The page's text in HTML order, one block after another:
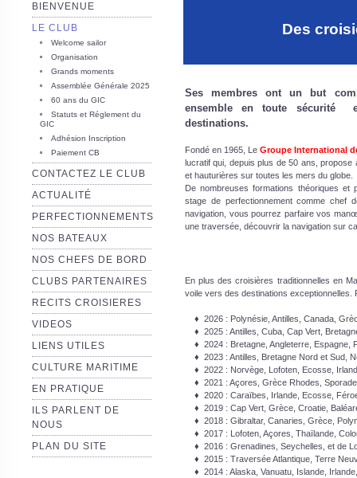
BIENVENUE
LE CLUB
Welcome sailor
Organisation
Grands moments
Assemblée Générale 2025
60 ans du GIC
Statuts et Réglement du
GIC
Adhésion Inscription
Paiement CB
CONTACTEZ LE CLUB
ACTUALITÉ
PERFECTIONNEMENTS
NOS BATEAUX
NOS CHEFS DE BORD
CLUBS PARTENAIRES
RECITS CROISIERES
VIDEOS
LIENS UTILES
CULTURE MARITIME
EN PRATIQUE
ILS PARLENT DE
NOUS
PLAN DU SITE
Des
Ses membres ont un but
ensemble en toute sécurité
destinations.
Fondé en 1965, LeGroupe International
lucratif qui, depuis plus de 50 ans,
et hauturières sur toutes les mers du globe.
De nombreuses formations théoriques
stage de perfectionnement comme chef
navigation, vous pourrez parfaire vos
une traversée, découvrir la navigation sur
En plus des croisières traditionnelles en
voile vers des destinations
♦ 2026 : Polynésie, Antilles, Canada,
♦ 2025 : Antilles, Cuba, Cap Vert,
♦ 2024 : Bretagne, Angleterre, Espagne,
♦ 2023 : Antilles, Bretagne Nord et Sud,
♦ 2022 : Norvège, Lofoten, Ecosse,
♦ 2021 : Açores, Grèce Rhodes,
♦ 2020 : Caraïbes, Irlande, Ecosse,
♦ 2019 : Cap Vert, Grèce, Croatie,
♦ 2018 : Gibraltar, Canaries, Grèce,
♦ 2017 : Lofoten, Açores, Thaïlande,
♦ 2016 : Grenadines, Seychelles, et de
♦ 2015 : Traversée Atlantique, Terre
♦ 2014 : Alaska, Vanuatu, Islande,